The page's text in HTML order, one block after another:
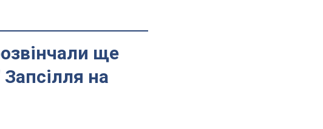
ще
на